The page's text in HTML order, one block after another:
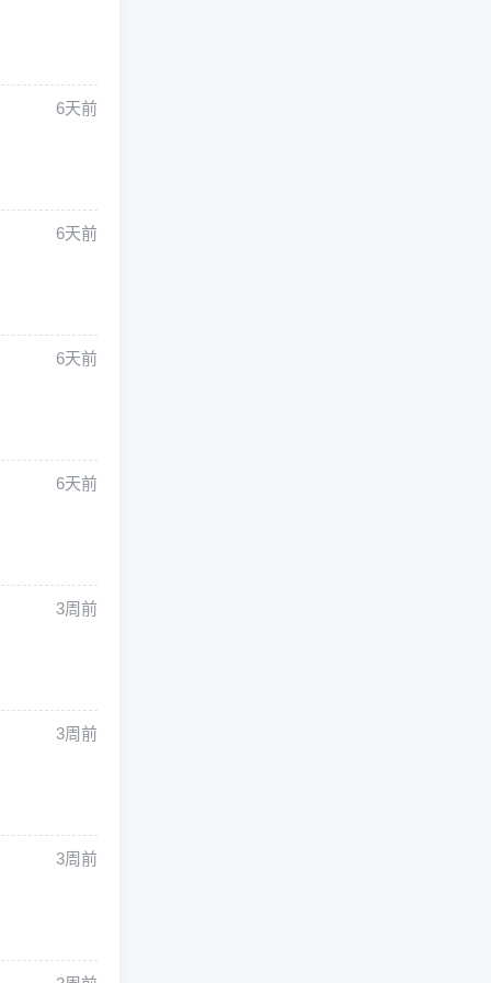
6天前
6天前
6天前
6天前
3周前
3周前
3周前